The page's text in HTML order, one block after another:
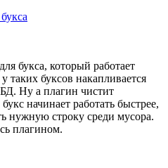
букса, который работает
таких буксов накапливается
Ну а плагин чистит
начинает работать быстрее,
нужную строку среди мусора.
плагином.